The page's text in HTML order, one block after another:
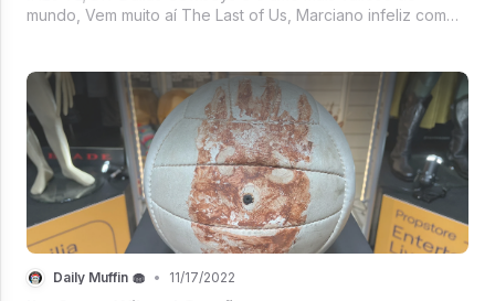
mundo, Vem muito aí The Last of Us, Marciano infeliz com
firme em um dia de respiro,
Daily Muffin 🧁 • 11/17/2022